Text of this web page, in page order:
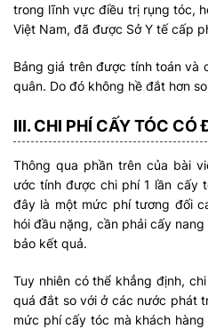
trong lĩnh vực điều trị rụng tóc,
Việt Nam, đã được Sở Y tế cấp
Bảng giá trên được tính toán và
quân. Do đó không hề đắt hơn
III. CHI PHÍ CẤY TÓC CÓ
Thông qua phần trên của bài
ước tính được chi phí 1 lần cấy
đây là một mức phí tương đối
hói đầu nặng, cần phải cấy
bảo kết quả.
Tuy nhiên có thể khẳng định,
quá đắt so với ở các nước phát
mức phí cấy tóc mà khách